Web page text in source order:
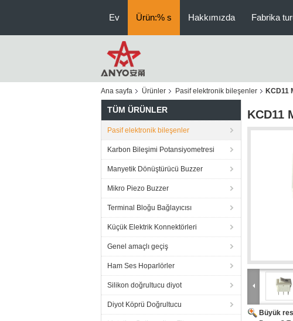
Ev Ürün:% s Hakkımızda Fabrika
Ana sayfa Ürünler Pasif elektronik bileşenler KCD11
TÜM ÜRÜNLER
Pasif elektronik bileşenler
Karbon Bileşimi Potansiyometresi
Manyetik Dönüştürücü Buzzer
Mikro Piezo Buzzer
Terminal Bloğu Bağlayıcısı
Küçük Elektrik Konnektörleri
Genel amaçlı geçiş
Ham Ses Hoparlörler
Silikon doğrultucu diyot
Diyot Köprü Doğrultucu
KCD11
Büyük